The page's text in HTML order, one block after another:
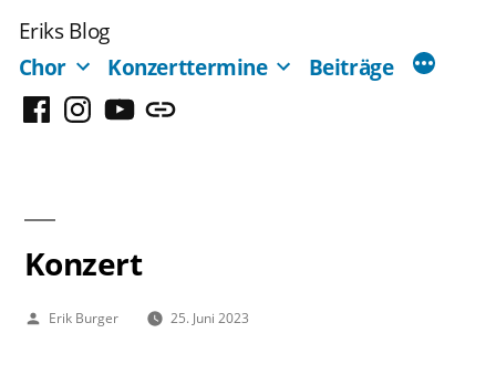
Inhalt
springen
Eriks Blog
Chor
Konzerttermine Beiträge
FacebookInstagram
YouTubeMastodon
Konzert
Veröffentlicht
Erik Burger 25. Juni 2023